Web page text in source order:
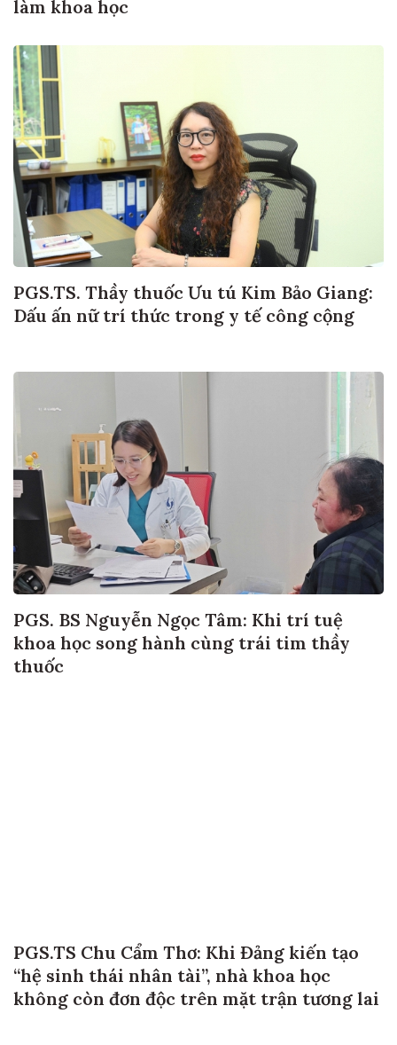
làm khoa học
PGS.TS. Thầy thuốc Ưu tú Kim Bảo Giang:
Dấu ấn nữ trí thức trong y tế công cộng
PGS. BS Nguyễn Ngọc Tâm: Khi trí tuệ
khoa học song hành cùng trái tim thầy
thuốc
PGS.TS Chu Cẩm Thơ: Khi Đảng kiến tạo
“hệ sinh thái nhân tài”, nhà khoa học
không còn đơn độc trên mặt trận tương lai